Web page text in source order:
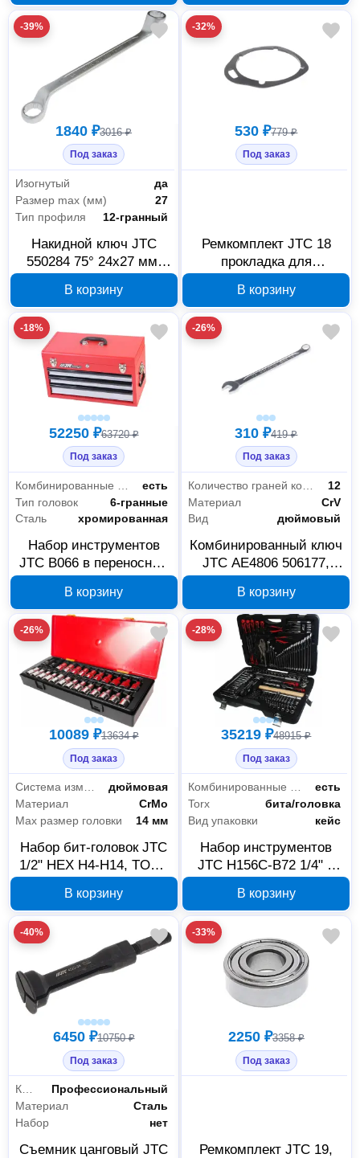
предметов
-39%
1840 ₽3016 ₽
Под заказ
Изогнутый
да
Размер max (мм)
27
Тип профиля
12-гранный
Накидной ключ JTC
550284 75° 24x27 мм,
В корзину
-32%
530 ₽779 ₽
Под заказ
Ремкомплект JTC 18
прокладка для
арт. 510442
В корзину
-18%
52250 ₽63720 ₽
Под заказ
есть
Тип головок
6-гранные
Сталь
хромированная
Набор инструментов
JTC B066 в переносном
В корзину
-26%
310 ₽419 ₽
Под заказ
Количество граней кольцевой головки
12
Материал
CrV
Вид
дюймовый
Комбинированный ключ
JTC AE4806 506177,
В корзину
-26%
10089 ₽13634 ₽
Под заказ
Система измерения
дюймовая
Материал
CrMo
Max размер головки
14 мм
Набор бит-головок JTC
1/2" HEX H4-H14, TORX
M12, 25 предметов, арт.
15522911
В корзину
-28%
35219 ₽48915 ₽
Под заказ
Комбинированные ключи
есть
Torx
бита/головка
Вид упаковки
кейс
Набор инструментов
JTC H156C-B72 1/4" и
15693118
В корзину
-40%
6450 ₽10750 ₽
Под заказ
Класс товара
Профессиональный
Материал
Сталь
Набор
нет
Съемник цанговый JTC
-33%
2250 ₽3358 ₽
Под заказ
Ремкомплект JTC 19,